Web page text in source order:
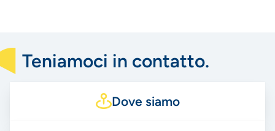
Teniamoci in contatto.
Dove siamo